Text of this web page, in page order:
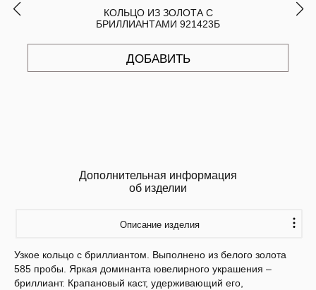
КОЛЬЦО ИЗ ЗОЛОТА С
БРИЛЛИАНТАМИ 921423Б
ДОБАВИТЬ
Дополнительная информация
об изделии
Описание изделия
Узкое кольцо с бриллиантом. Выполнено из белого золота
585 пробы. Яркая доминанта ювелирного украшения –
бриллиант. Крапановый каст, удерживающий его,